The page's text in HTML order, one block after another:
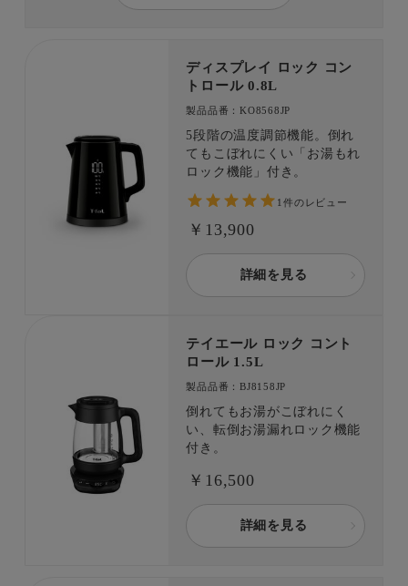
ディスプレイ ロック コン
トロール 0.8L
製品品番：KO8568JP
5段階の温度調節機能。倒れ
てもこぼれにくい「お湯もれ
ロック機能」付き。
1件のレビュー
￥13,900
詳細を見る
テイエール ロック コント
ロール 1.5L
製品品番：BJ8158JP
倒れてもお湯がこぼれにく
い、転倒お湯漏れロック機能
付き。
￥16,500
詳細を見る